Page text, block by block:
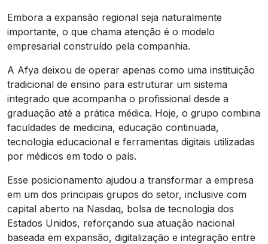
Embora a expansão regional seja naturalmente
importante, o que chama atenção é o modelo
empresarial construído pela companhia.
A Afya deixou de operar apenas como uma instituição
tradicional de ensino para estruturar um sistema
integrado que acompanha o profissional desde a
graduação até a prática médica. Hoje, o grupo combina
faculdades de medicina, educação continuada,
tecnologia educacional e ferramentas digitais utilizadas
por médicos em todo o país.
Esse posicionamento ajudou a transformar a empresa
em um dos principais grupos do setor, inclusive com
capital aberto na Nasdaq, bolsa de tecnologia dos
Estados Unidos, reforçando sua atuação nacional
baseada em expansão, digitalização e integração entre